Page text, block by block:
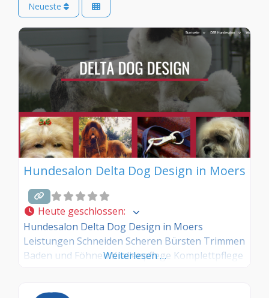
Neueste
Hundesalon Delta Dog Design in Moers
Heute geschlossen:
Hundesalon Delta Dog Design in Moers
Leistungen Schneiden Scheren Bürsten Trimmen
Baden und Föhnen Krallenpflege Komplettpflege
Weiterlesen …